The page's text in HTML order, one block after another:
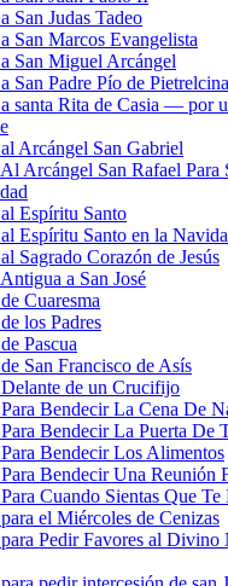
San Judas Tadeo
San Marcos Evangelista
San Miguel Arcángel
San Padre Pío de Pietrelcina
santa Rita de Casia — por
Arcángel San Gabriel
Arcángel San Rafael Para
Espíritu Santo
Espíritu Santo en la
Sagrado Corazón de Jesús
a San José
Cuaresma
los Padres
Pascua
San Francisco de Asís
de un Crucifijo
Bendecir La Cena De
Bendecir La Puerta De
Bendecir Los Alimentos
Bendecir Una Reunión
Cuando Sientas Que Te
el Miércoles de Cenizas
Pedir Favores al Divino